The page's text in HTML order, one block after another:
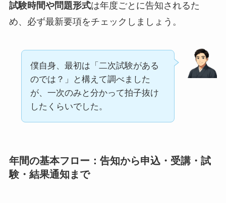
試験時間や問題形式は年度ごとに告知されるた
め、必ず最新要項をチェックしましょう。
僕自身、最初は「二次試験がある
のでは？」と構えて調べました
が、一次のみと分かって拍子抜け
したくらいでした。
年間の基本フロー：告知から申込・受講・試
験・結果通知まで